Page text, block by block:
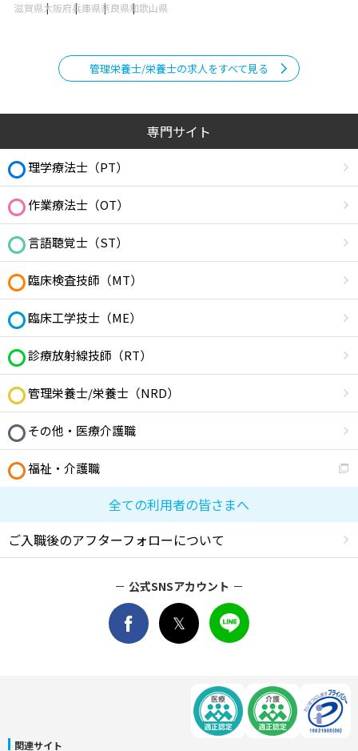
滋賀県大阪府兵庫県奈良県和歌山県
管理栄養士/栄養士の求人をすべて見る
専門サイト
理学療法士（PT）
作業療法士（OT）
言語聴覚士（ST）
臨床検査技師（MT）
臨床工学技士（ME）
診療放射線技師（RT）
管理栄養士/栄養士（NRD）
その他・医療介護職
福祉・介護職
全ての利用者の皆さまへ
ご入職後のアフターフォローについて
公式SNSアカウント
関連サイト